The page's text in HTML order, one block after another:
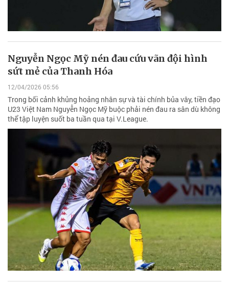
Nguyễn Ngọc Mỹ nén đau cứu vãn đội hình
sứt mẻ của Thanh Hóa
12/04/2026 05:56
Trong bối cảnh khủng hoảng nhân sự và tài chính bủa vây, tiền đạo
U23 Việt Nam Nguyễn Ngọc Mỹ buộc phải nén đau ra sân dù không
thể tập luyện suốt ba tuần qua tại V.League.